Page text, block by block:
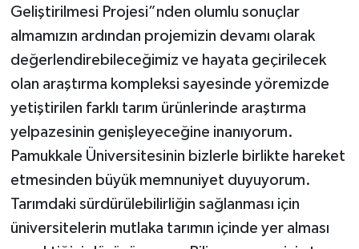
Geliştirilmesi Projesi”nden olumlu sonuçlar
almamızın ardından projemizin devamı olarak
değerlendirebileceğimiz ve hayata geçirilecek
olan araştırma kompleksi sayesinde yöremizde
yetiştirilen farklı tarım ürünlerinde araştırma
yelpazesinin genişleyeceğine inanıyorum.
Pamukkale Üniversitesinin bizlerle birlikte hareket
etmesinden büyük memnuniyet duyuyorum.
Tarımdaki sürdürülebilirliğin sağlanması için
üniversitelerin mutlaka tarımın içinde yer alması